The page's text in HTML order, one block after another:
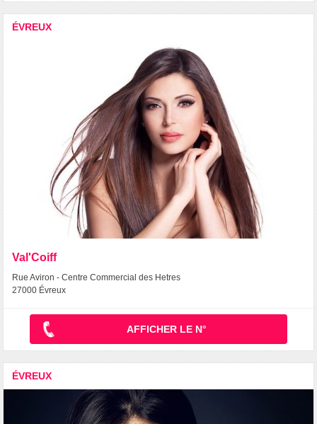
ÉVREUX
Val'Coiff
Rue Aviron - Centre Commercial des Hetres
27000 Évreux
AFFICHER LE N°
ÉVREUX